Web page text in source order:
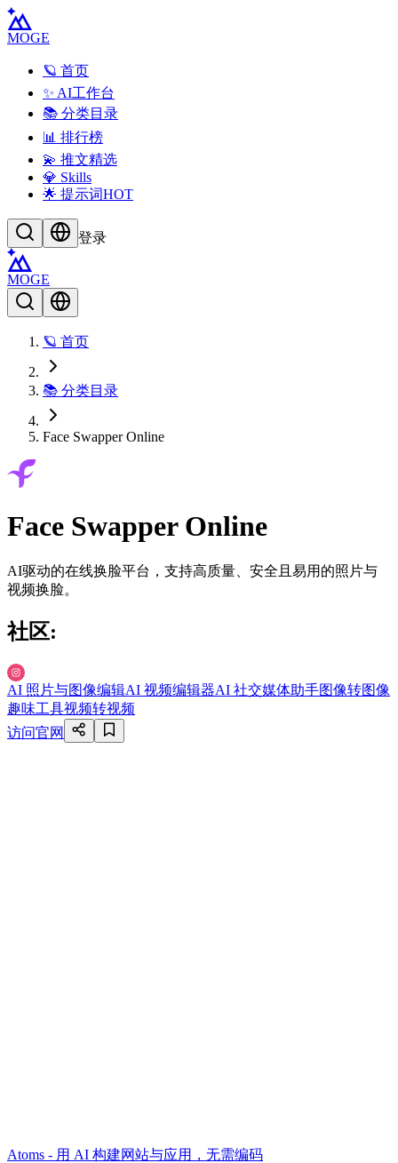
MOGE
🪐 首页
✨ AI工作台
📚 分类目录
📊 排行榜
💫 推文精选
💎 Skills
🌟 提示词HOT
登录
MOGE
🪐 首页
📚 分类目录
Face Swapper Online
Face Swapper Online
AI驱动的在线换脸平台，支持高质量、安全且易用的照片与
视频换脸。
社区:
AI 照片与图像编辑AI 视频编辑器AI 社交媒体助手图像转图像
趣味工具视频转视频
访问官网
Atoms - 用 AI 构建网站与应用，无需编码